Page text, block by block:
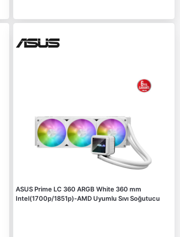
ASUS Prime LC 360 ARGB White 360 mm
Intel(1700p/1851p)-AMD Uyumlu Sıvı Soğutucu